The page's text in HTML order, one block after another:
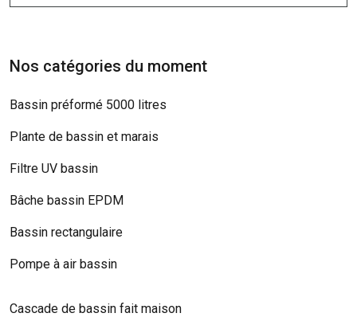
Nos catégories du moment
Bassin préformé 5000 litres
Plante de bassin et marais
Filtre UV bassin
Bâche bassin EPDM
Bassin rectangulaire
Pompe à air bassin
Cascade de bassin fait maison